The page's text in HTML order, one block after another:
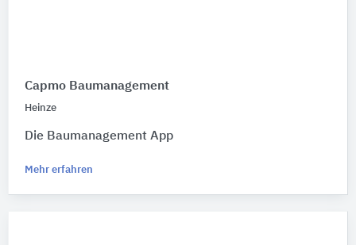
Capmo Baumanagement
Heinze
Die Baumanagement App
Mehr erfahren